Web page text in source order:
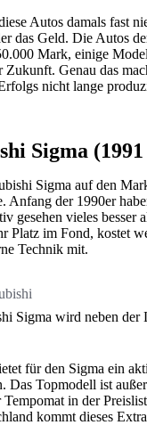
Autos damals fast
das Geld. Die Autos
Mark, einige
Zukunft. Genau das
nicht lange
Sigma (1991
Sigma auf den
Anfang der 1990er
gesehen vieles besser
Platz im Fond, kostet
Technik mit.
Sigma wird neben der
für den Sigma ein
Das Topmodell ist
in der
kommt dieses